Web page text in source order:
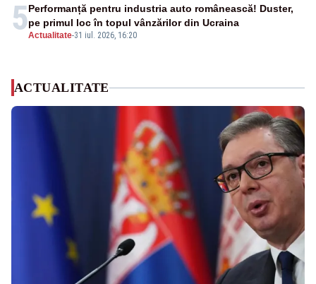
5Actualitate-31 iul. 2026, 16:20
Performanță pentru industria auto românească! Duster,
pe primul loc în topul vânzărilor din Ucraina
ACTUALITATE